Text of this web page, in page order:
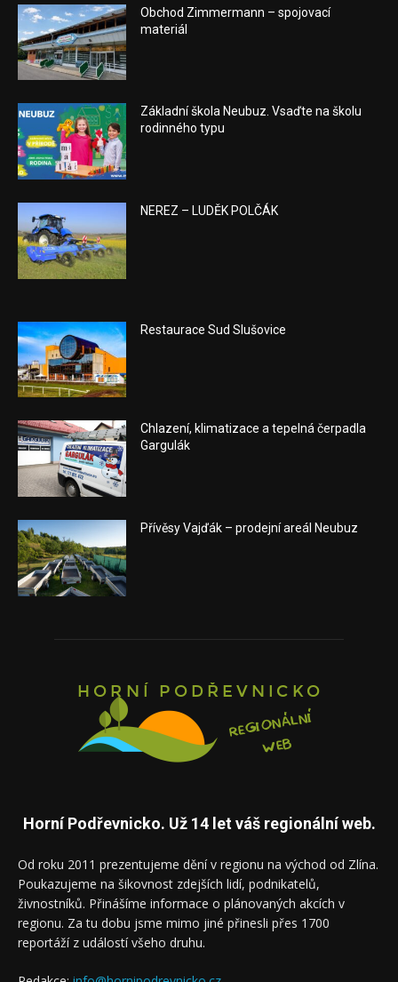
Obchod Zimmermann – spojovací
materiál
Základní škola Neubuz. Vsaďte na školu
rodinného typu
NEREZ – LUDĚK POLČÁK
Restaurace Sud Slušovice
Chlazení, klimatizace a tepelná čerpadla
Gargulák
Přívěsy Vajďák – prodejní areál Neubuz
Horní Podřevnicko. Už 14 let váš regionální web.
Od roku 2011 prezentujeme dění v regionu na východ od Zlína.
Poukazujeme na šikovnost zdejších lidí, podnikatelů,
živnostníků. Přinášíme informace o plánovaných akcích v
regionu. Za tu dobu jsme mimo jiné přinesli přes 1700
reportáží z událostí všeho druhu.